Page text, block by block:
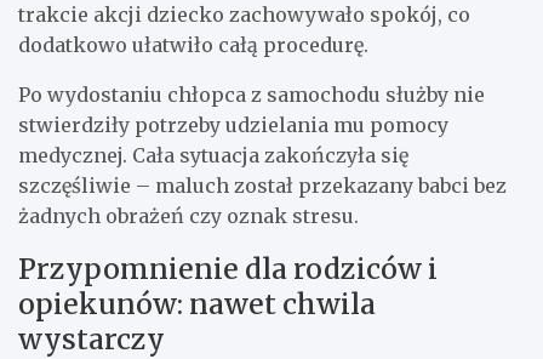
trakcie akcji dziecko zachowywało spokój, co
dodatkowo ułatwiło całą procedurę.
Po wydostaniu chłopca z samochodu służby nie
stwierdziły potrzeby udzielania mu pomocy
medycznej. Cała sytuacja zakończyła się
szczęśliwie – maluch został przekazany babci bez
żadnych obrażeń czy oznak stresu.
Przypomnienie dla rodziców i
opiekunów: nawet chwila
wystarczy